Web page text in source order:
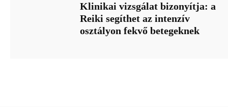
Klinikai vizsgálat bizonyítja: a
Reiki segíthet az intenzív
osztályon fekvő betegeknek